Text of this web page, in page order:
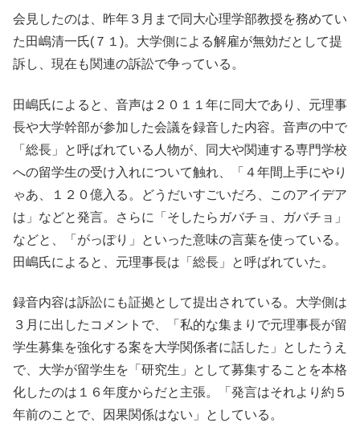
会見したのは、昨年３月まで同大心理学部教授を務めてい
た田嶋清一氏(７１)。大学側による解雇が無効だとして提
訴し、現在も関連の訴訟で争っている。
田嶋氏によると、音声は２０１１年に同大であり、元理事
長や大学幹部が参加した会議を録音した内容。音声の中で
「総長」と呼ばれている人物が、同大や関連する専門学校
への留学生の受け入れについて触れ、「４年間上手にやり
ゃあ、１２０億入る。どうだいすごいだろ、このアイデア
は」などと発言。さらに「そしたらガバチョ、ガバチョ」
などと、「がっぽり」といった意味の言葉を使っている。
田嶋氏によると、元理事長は「総長」と呼ばれていた。
録音内容は訴訟にも証拠として提出されている。大学側は
３月に出したコメントで、「私的な集まりで元理事長が留
学生募集を強化する案を大学関係者に話した」としたうえ
で、大学が留学生を「研究生」として募集することを本格
化したのは１６年度からだと主張。「発言はそれより約５
年前のことで、因果関係はない」としている。